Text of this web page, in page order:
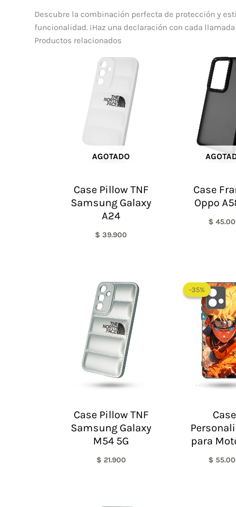
Descubre la combinación perfecta de protección y
funcionalidad. ¡Haz una declaración con cada
Productos relacionados
AGOTADO
Case Pillow TNF
Samsung Galaxy
A24
$ 39.900
Case
Oppo
$
Case Pillow TNF
Samsung Galaxy
M54 5G
$ 21.900
-35%
-35%
Case
para
$